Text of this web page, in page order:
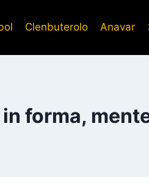
Clenbuterolo Anavar
forma,